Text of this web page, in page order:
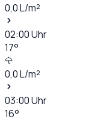
0,0L/m²
02:00Uhr
17°
0,0L/m²
03:00Uhr
16°